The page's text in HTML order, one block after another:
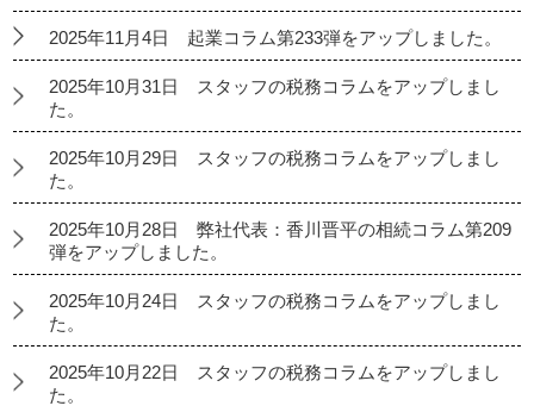
2025年11月4日 起業コラム第233弾をアップしました。
2025年10月31日 スタッフの税務コラムをアップしまし
た。
2025年10月29日 スタッフの税務コラムをアップしまし
た。
2025年10月28日 弊社代表：香川晋平の相続コラム第209
弾をアップしました。
2025年10月24日 スタッフの税務コラムをアップしまし
た。
2025年10月22日 スタッフの税務コラムをアップしまし
た。